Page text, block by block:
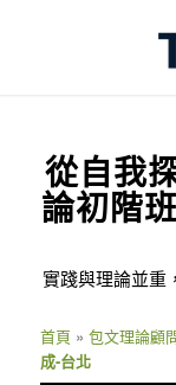
從自我
論初階
實踐與理論並重
首頁 » 包文理論顧
成-台北